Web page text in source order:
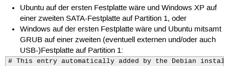
Ubuntu auf der ersten Festplatte wäre und Windows XP auf
einer zweiten SATA-Festplatte auf Partition 1, oder
Windows auf der ersten Festplatte wäre und Ubuntu mitsamt
GRUB auf einer zweiten (eventuell externen und/oder auch
USB-)Festplatte auf Partition 1:
# This entry automatically added by the Debian